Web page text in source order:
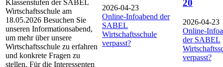
Klassenstufen der SABEL
Wirtschaftsschule am
18.05.2026 Besuchen Sie
unseren Informationsabend,
um mehr über unsere
Wirtschaftsschule zu erfahren
und konkrete Fragen zu
stellen. Für die Interessenten
2026-04-23
Online-Infoabend der
SABEL
Wirtschaftsschule
verpasst?
20
2026-04-23
Online-
der SABEL
verpasst?